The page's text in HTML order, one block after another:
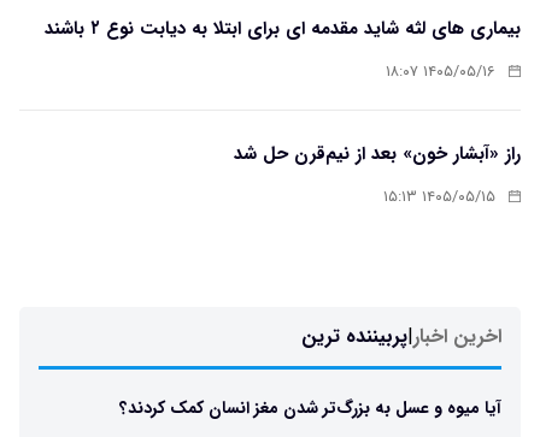
بیماری های لثه شاید مقدمه ای برای ابتلا به دیابت نوع ۲ باشند
۱۴۰۵/۰۵/۱۶ ۱۸:۰۷
راز «آبشار خون» بعد از نیم‌قرن حل شد
۱۴۰۵/۰۵/۱۵ ۱۵:۱۳
اخرین اخبار|پربیننده ترین
آیا میوه و عسل به بزرگ‌تر شدن مغز انسان کمک کردند؟